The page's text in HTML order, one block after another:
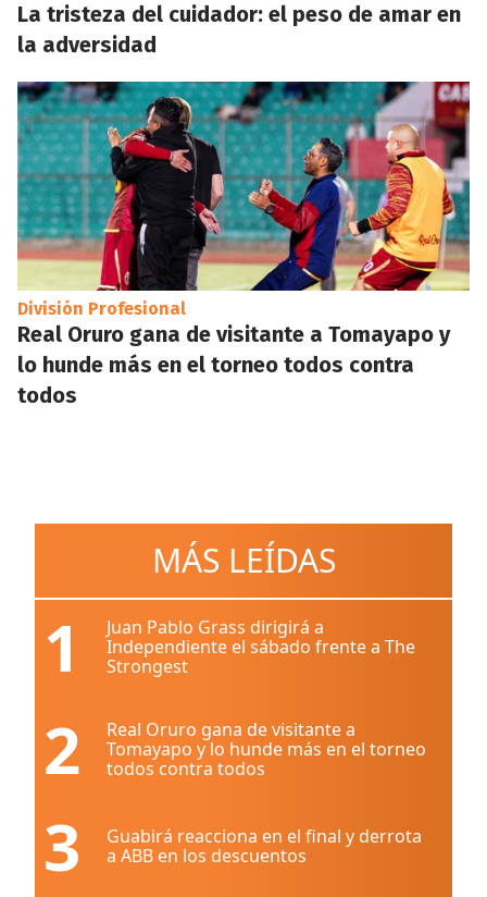
La tristeza del cuidador: el peso de amar en
la adversidad
División Profesional
Real Oruro gana de visitante a Tomayapo y
lo hunde más en el torneo todos contra
todos
MÁS LEÍDAS
1
Juan Pablo Grass dirigirá a
Independiente el sábado frente a The
Strongest
2
Real Oruro gana de visitante a
Tomayapo y lo hunde más en el torneo
todos contra todos
3
Guabirá reacciona en el final y derrota
a ABB en los descuentos